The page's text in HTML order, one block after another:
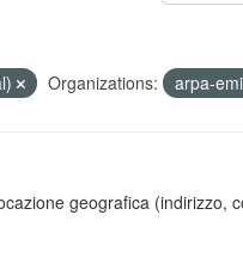
Organizations: arpa-
geografica (indirizzo,